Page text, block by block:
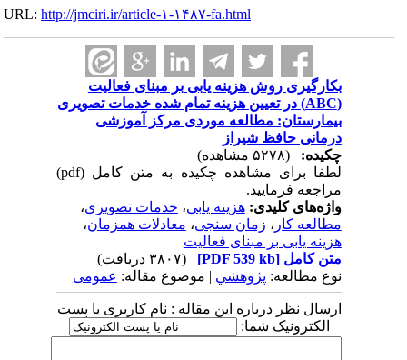
URL:http://jmciri.ir/article-۱-۱۴۸۷-fa.html
بکارگیری روش هزینه یابی بر مبنای فعالیت
(ABC) در تعیین هزینه تمام شده خدمات تصویری
بیمارستان: مطالعه موردی مرکز آموزشی
درمانی حافظ شیراز
چکیده:
لطفا برای مشاهده چکیده به متن کامل (pdf)
مراجعه فرمایید.
واژه‌های کلیدی:هزینه یابی،خدمات تصویری،
مطالعه کار، زمان سنجی،معادلات همزمان،
هزینه یابی بر مبنای فعالیت
متن کامل[PDF 539 kb]
نوع مطالعه:پژوهشي| موضوع مقاله:عمومى
ارسال نظر درباره این مقاله : نام کاربری یا پست
الکترونیک شما: